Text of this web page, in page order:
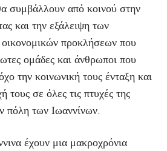
συμβάλλουν από κοινού στην
και την εξάλειψη των
προκλήσεων που
ομάδες και άνθρωποι που
την κοινωνική τους ένταξη και
τους σε όλες τις πτυχές της
πόλη των Ιωαννίνων.
έχουν μια μακροχρόνια